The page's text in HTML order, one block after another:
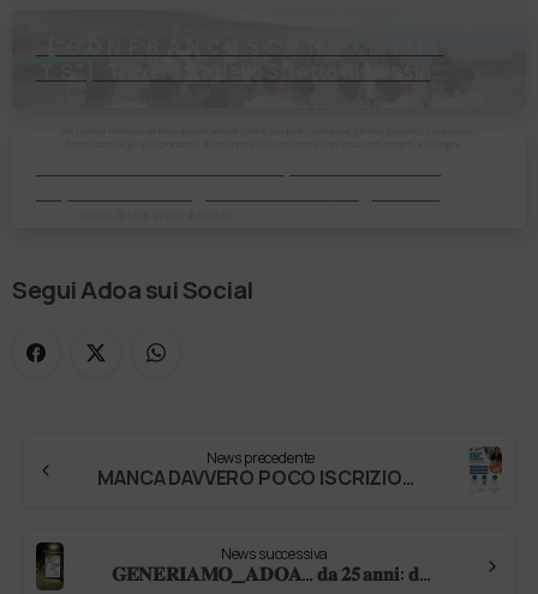
Segui Adoa sui Social
News precedente
MANCA DAVVERO POCO ISCRIZIONI entro 8 FEBBRAIO 2026 Vuoi fare la differenza nella gestione dei servizi sociosanitari? L’Università di V…
News successiva
𝐆𝐄𝐍𝐄𝐑𝐈𝐀𝐌𝐎_𝐀𝐃𝐎𝐀… 𝐝𝐚 𝟐𝟓 𝐚𝐧𝐧𝐢: 𝐝𝐚𝐥𝐥𝐞 𝐫𝐚𝐝𝐢𝐜𝐢 𝐚𝐢 𝐟𝐫𝐮𝐭𝐭𝐢! Ci sono storie che non si limitano a essere ricordate. Storie che continuano a gener…